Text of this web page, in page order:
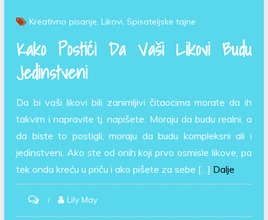
Kreativno pisanje Likovi Spisateljske tajne
Kako Postići Da Vaši Likovi Budu
Jedinstveni
Da bi vaši likovi bili zanimljivi čitaocima morate da ih
takvim i napravite tj. napišete. Moraju da budu realni, a
da biste to postigli, moraju da budu kompleksni ali i
jedinstveni. Ako ste od onih koji prvo osmisle likove, pa
tek onda kreću u priču i ako pišete za sebe […] Dalje
on
Kako
Lily May